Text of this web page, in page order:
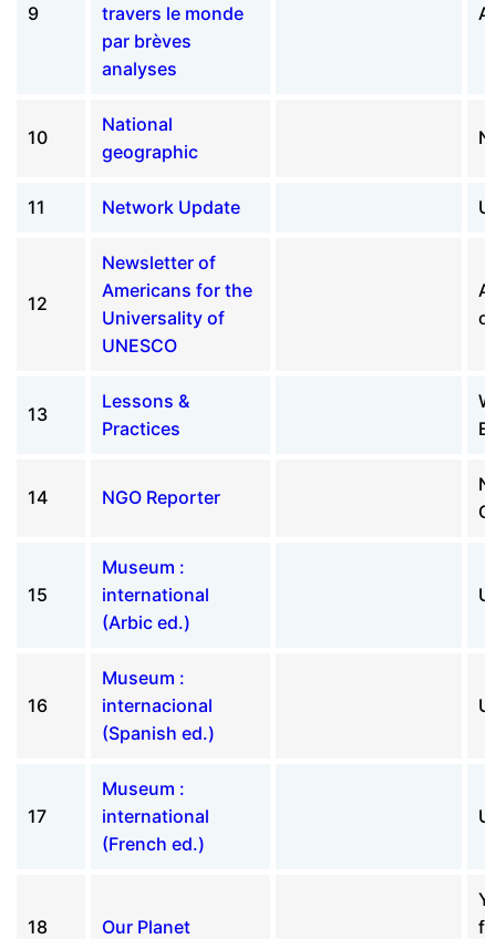
9
travers le monde
par brèves
analyses
10
National
geographic
11 Network Update
12
Newsletter of
Americans for the
Universality of
UNESCO
13
Lessons &
Practices
14 NGO Reporter
15
Museum :
international
(Arbic ed.)
16
Museum :
internacional
(Spanish ed.)
17
Museum :
international
(French ed.)
18 Our Planet